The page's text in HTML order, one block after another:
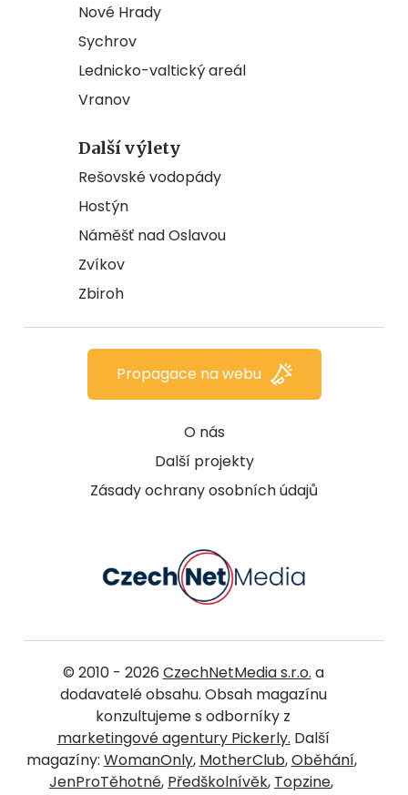
Nové Hrady
Sychrov
Lednicko-valtický areál
Vranov
Další výlety
Rešovské vodopády
Hostýn
Náměšť nad Oslavou
Zvíkov
Zbiroh
O nás
Další projekty
Zásady ochrany osobních údajů
Propagace na webu
© 2010 - 2026 CzechNetMedia s.r.o. a
dodavatelé obsahu. Obsah magazínu
konzultujeme s odborníky z
marketingové agentury Pickerly. Další
magazíny: WomanOnly, MotherClub,Oběhání,
JenProTěhotné, Předškolnívěk, Topzine,